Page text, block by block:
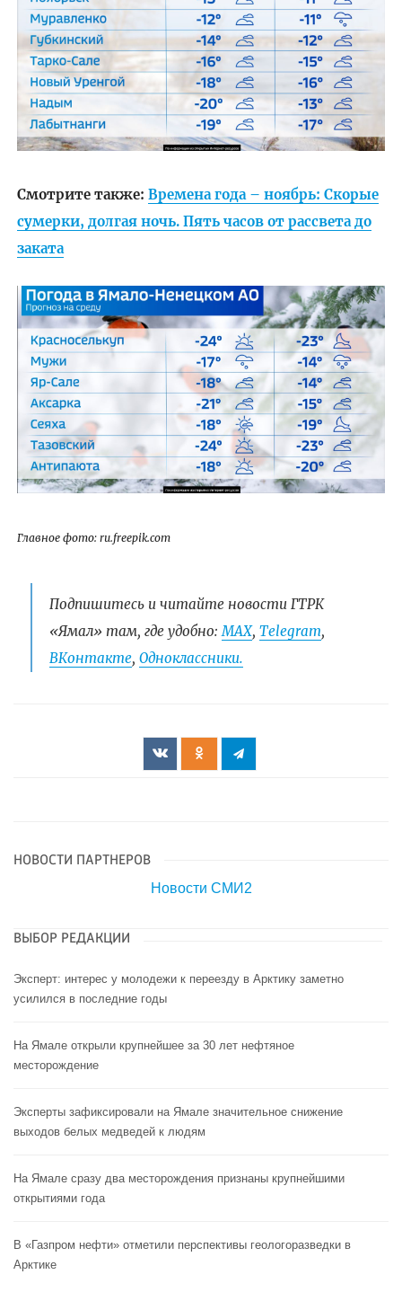
Смотрите также: Времена года – ноябрь: Скорые
сумерки, долгая ночь. Пять часов от рассвета до
заката
Главное фото: ru.freepik.com
Подпишитесь и читайте новости ГТРК
«Ямал» там, где удобно: МАХ, Telegram,
ВКонтакте, Одноклассники.
НОВОСТИ ПАРТНЕРОВ
Новости СМИ2
ВЫБОР РЕДАКЦИИ
Эксперт: интерес у молодежи к переезду в Арктику заметно
усилился в последние годы
На Ямале открыли крупнейшее за 30 лет нефтяное
месторождение
Эксперты зафиксировали на Ямале значительное снижение
выходов белых медведей к людям
На Ямале сразу два месторождения признаны крупнейшими
открытиями года
В «Газпром нефти» отметили перспективы геологоразведки в
Арктике